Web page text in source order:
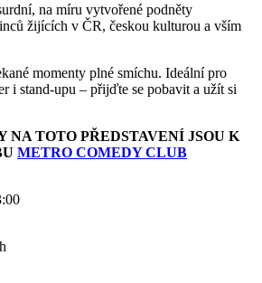
na míru vytvořené podněty
žijících v ČR, českou kulturou a vším
momenty plné smíchu. Ideální pro
i stand-upu – přijďte se pobavit a užít si
NA TOTO PŘEDSTAVENÍ JSOU K
METRO COMEDY CLUB